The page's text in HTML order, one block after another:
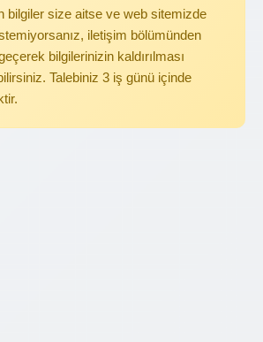
bilgiler size aitse ve web sitemizde
iletişim bölümünden
bilgilerinizin kaldırılması
Talebiniz 3 iş günü içinde